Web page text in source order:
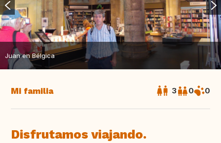
Juan en Bélgica
Mi familia 3 0 0
Disfrutamos viajando.